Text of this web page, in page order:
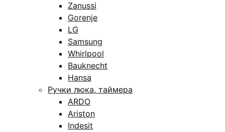
Zanussi
Gorenje
LG
Samsung
Whirlpool
Bauknecht
Hansa
Ручки люка, таймера
ARDO
Ariston
Indesit